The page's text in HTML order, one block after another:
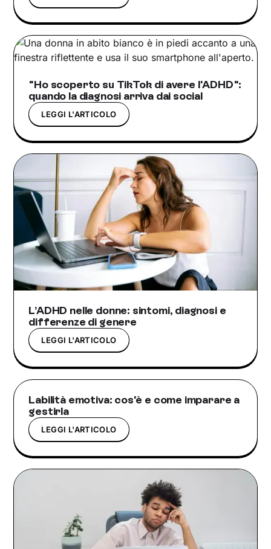
"Ho scoperto su TikTok di avere l'ADHD":
quando la diagnosi arriva dai social
LEGGI L'ARTICOLO
L’ADHD nelle donne: sintomi, diagnosi e
differenze di genere
LEGGI L'ARTICOLO
Labilità emotiva: cos'è e come imparare a
gestirla
LEGGI L'ARTICOLO